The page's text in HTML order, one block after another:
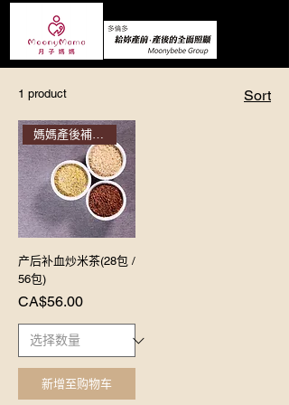
1 product Sort
媽媽產後補血推介
产后补血炒米茶(28包 /
56包)
Price
CA$56.00
新增至购物车